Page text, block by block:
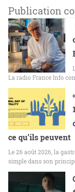
Publication
La radio France Info
ce qu’ils peuvent
Le 26 août 2026, la
simple dans son